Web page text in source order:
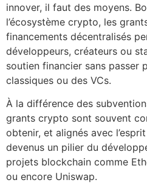
innover, il faut des moyens.
l’écosystème crypto, les
financements décentralisés
développeurs, créateurs ou
soutien financier sans passer
classiques ou des VCs.
À la différence des
grants crypto sont souvent
obtenir, et alignés avec
devenus un pilier du
projets blockchain comme
ou encore Uniswap.